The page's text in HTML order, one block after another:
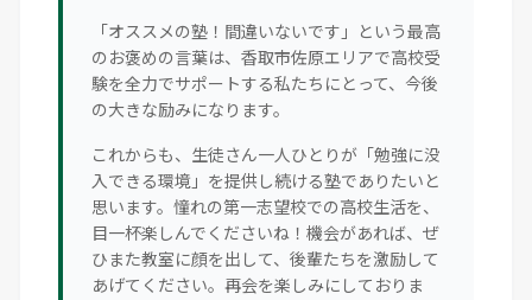
「オススメの塾！間違いないです」という最高
のお褒めの言葉は、香取市佐原エリアで高校受
験を全力でサポートする私たちにとって、今後
の大きな励みになります。
これからも、生徒さん一人ひとりが「勉強に没
入できる環境」を提供し続ける塾でありたいと
思います。憧れの第一志望校での高校生活を、
目一杯楽しんでくださいね！機会があれば、ぜ
ひまた教室に顔を出して、後輩たちを激励して
あげてください。再会を楽しみにしておりま